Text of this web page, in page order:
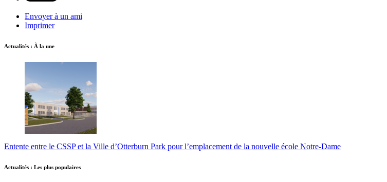
Envoyer à un ami
Imprimer
Actualités : À la une
Entente entre le CSSP et la Ville d’Otterburn Park pour l’emplacement de la nouvelle école Notre-Dame
Actualités : Les plus populaires